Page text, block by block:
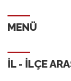
MENÜ
İL - İLÇE